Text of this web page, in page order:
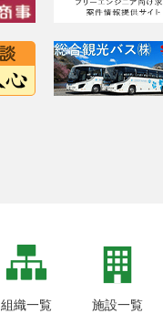
組織一覧 施設一覧